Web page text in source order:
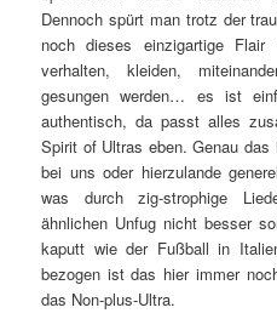
Dennoch spürt man trotz der
noch dieses einzigartige
verhalten, kleiden,
gesungen werden… es ist
authentisch, da passt alles
Spirit of Ultras eben. Genau
bei uns oder hierzulande
was durch zig-strophige
ähnlichen Unfug nicht besser
kaputt wie der Fußball in
bezogen ist das hier immer
das Non-plus-Ultra.